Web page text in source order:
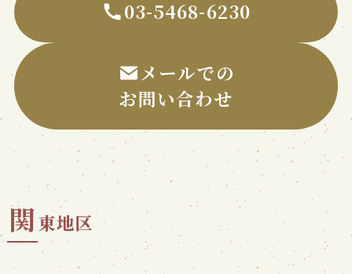
03-5468-6230
メールでの
お問い合わせ
関東地区